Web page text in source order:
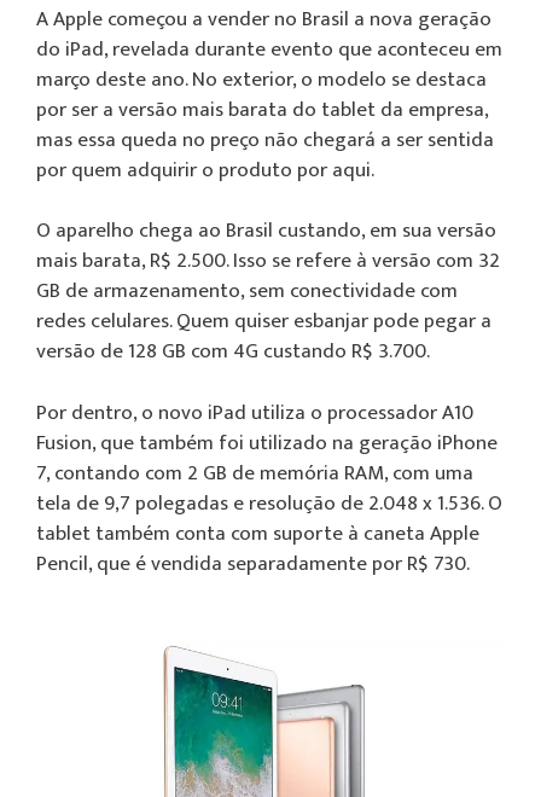
A Apple começou a vender no Brasil a nova geração
do iPad, revelada durante evento que aconteceu em
março deste ano. No exterior, o modelo se destaca
por ser a versão mais barata do tablet da empresa,
mas essa queda no preço não chegará a ser sentida
por quem adquirir o produto por aqui.
O aparelho chega ao Brasil custando, em sua versão
mais barata, R$ 2.500. Isso se refere à versão com 32
GB de armazenamento, sem conectividade com
redes celulares. Quem quiser esbanjar pode pegar a
versão de 128 GB com 4G custando R$ 3.700.
Por dentro, o novo iPad utiliza o processador A10
Fusion, que também foi utilizado na geração iPhone
7, contando com 2 GB de memória RAM, com uma
tela de 9,7 polegadas e resolução de 2.048 x 1.536. O
tablet também conta com suporte à caneta Apple
Pencil, que é vendida separadamente por R$ 730.